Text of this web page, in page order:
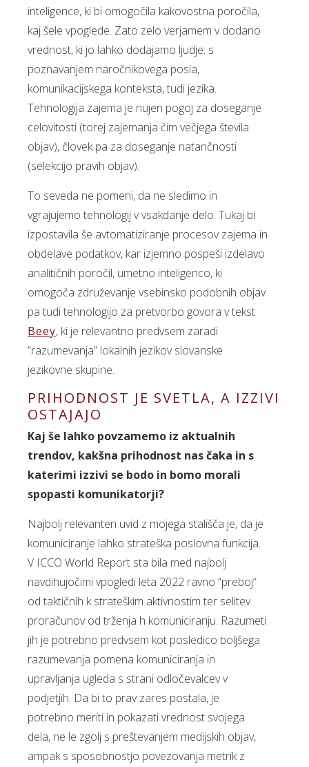
inteligence, ki bi omogočila kakovostna poročila,
kaj šele vpoglede. Zato zelo verjamem v dodano
vrednost, ki jo lahko dodajamo ljudje: s
poznavanjem naročnikovega posla,
komunikacijskega konteksta, tudi jezika.
Tehnologija zajema je nujen pogoj za doseganje
celovitosti (torej zajemanja čim večjega števila
objav), človek pa za doseganje natančnosti
(selekcijo pravih objav).
To seveda ne pomeni, da ne sledimo in
vgrajujemo tehnologij v vsakdanje delo. Tukaj bi
izpostavila še avtomatiziranje procesov zajema in
obdelave podatkov, kar izjemno pospeši izdelavo
analitičnih poročil, umetno inteligenco, ki
omogoča združevanje vsebinsko podobnih objav
pa tudi tehnologijo za pretvorbo govora v tekst
Beey, ki je relevantno predvsem zaradi
“razumevanja” lokalnih jezikov slovanske
jezikovne skupine.
PRIHODNOST JE SVETLA, A IZZIVI
OSTAJAJO
Kaj še lahko povzamemo iz aktualnih
trendov, kakšna prihodnost nas čaka in s
katerimi izzivi se bodo in bomo morali
spopasti komunikatorji?
Najbolj relevanten uvid z mojega stališča je, da je
komuniciranje lahko strateška poslovna funkcija.
V ICCO World Report sta bila med najbolj
navdihujočimi vpogledi leta 2022 ravno “preboj”
od taktičnih k strateškim aktivnostim ter selitev
proračunov od trženja h komuniciranju. Razumeti
jih je potrebno predvsem kot posledico boljšega
razumevanja pomena komuniciranja in
upravljanja ugleda s strani odločevalcev v
podjetjih. Da bi to prav zares postala, je
potrebno meriti in pokazati vrednost svojega
dela, ne le zgolj s preštevanjem medijskih objav,
ampak s sposobnostjo povezovanja metrik z